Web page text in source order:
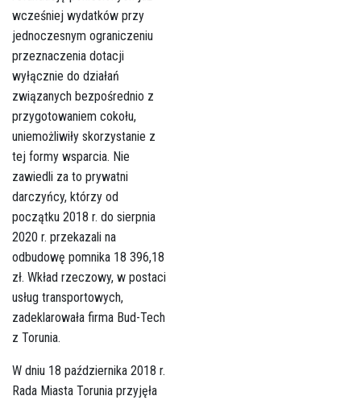
wcześniej wydatków przy
jednoczesnym ograniczeniu
przeznaczenia dotacji
wyłącznie do działań
związanych bezpośrednio z
przygotowaniem cokołu,
uniemożliwiły skorzystanie z
tej formy wsparcia. Nie
zawiedli za to prywatni
darczyńcy, którzy od
początku 2018 r. do sierpnia
2020 r. przekazali na
odbudowę pomnika 18 396,18
zł. Wkład rzeczowy, w postaci
usług transportowych,
zadeklarowała firma Bud-Tech
z Torunia.
W dniu 18 października 2018 r.
Rada Miasta Torunia przyjęła